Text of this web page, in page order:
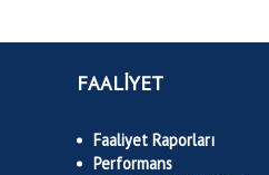
FAALİYET
Faaliyet Raporları
Performans